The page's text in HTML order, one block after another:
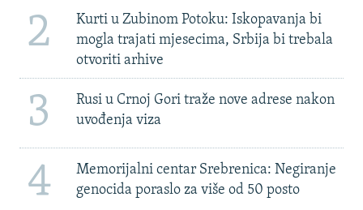
2
Kurti u Zubinom Potoku: Iskopavanja bi
mogla trajati mjesecima, Srbija bi trebala
otvoriti arhive
3
Rusi u Crnoj Gori traže nove adrese nakon
uvođenja viza
4
Memorijalni centar Srebrenica: Negiranje
genocida poraslo za više od 50 posto